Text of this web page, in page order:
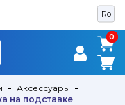
Ro
0
0
Аксессуары
на подставке